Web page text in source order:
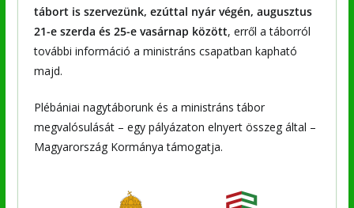
tábort is szervezünk, ezúttal nyár végén, augusztus
21-e szerda és 25-e vasárnap között, erről a táborról
további információ a ministráns csapatban kapható
majd.
Plébániai nagytáborunk és a ministráns tábor
megvalósulását – egy pályázaton elnyert összeg által –
Magyarország Kormánya támogatja.